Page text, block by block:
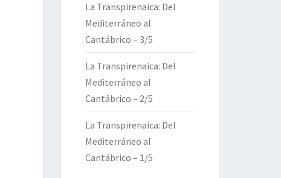
La Transpirenaica: Del
Mediterráneo al
Cantábrico – 3/5
La Transpirenaica: Del
Mediterráneo al
Cantábrico – 2/5
La Transpirenaica: Del
Mediterráneo al
Cantábrico – 1/5